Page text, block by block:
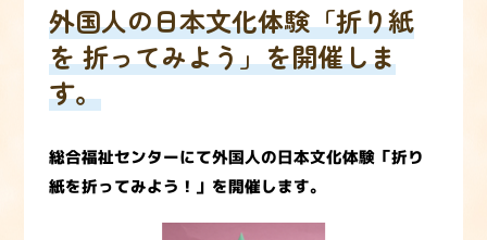
外国人の日本文化体験「折り紙
を 折ってみよう」を開催しま
す。
総合福祉センターにて外国人の日本文化体験「折り
紙を折ってみよう！」を開催します。